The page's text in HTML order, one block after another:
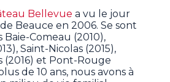
Bellevue a vu le jour
Beauce en 2006. Se sont
Comeau (2010),
Saint-Nicolas (2015),
(2016) et Pont-Rouge
de 10 ans, nous avons à